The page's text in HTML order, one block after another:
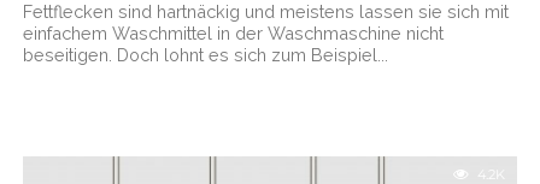
Fettflecken sind hartnäckig und meistens lassen sie sich mit
einfachem Waschmittel in der Waschmaschine nicht
beseitigen. Doch lohnt es sich zum Beispiel...
4.2K